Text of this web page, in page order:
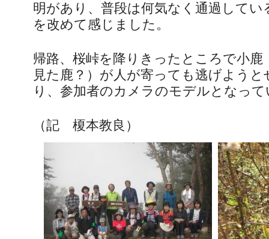
明があり、普段は何気なく通過してい
を改めて感じました。
帰路、桜峠を降りきったところで小鹿
見た鹿？）が人が寄っても逃げよう
り、参加者のカメラのモデルとなっ
（記 榎本教良）